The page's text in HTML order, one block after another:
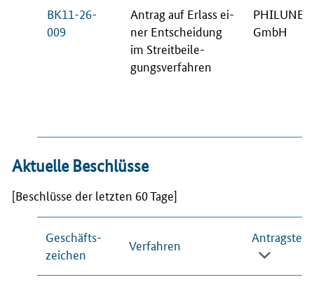
BK11-26-
009
An­trag auf Er­lass ei­
ner Ent­schei­dung
im Streit­bei­le­
gungs­ver­fah­ren
PHI­LU­NET
GmbH
Aktuelle Beschlüsse
[Beschlüsse der letzten 60 Tage]
Geschäfts­
zei­chen
Ver­fah­ren